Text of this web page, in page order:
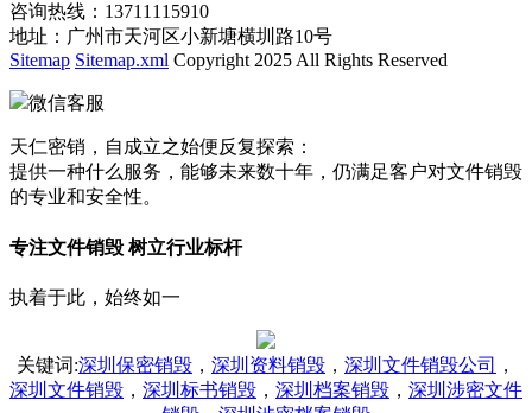
咨询热线：13711115910
地址：广州市天河区小新塘横圳路10号
Sitemap Sitemap.xml Copyright 2025 All Rights Reserved
微信客服
天仁密销，自成立之始便反复探索：
提供一种什么服务，能够未来数十年，仍满足客户对文件销毁
的专业和安全性。
专注文件销毁 树立行业标杆
执着于此，始终如一
关键词:深圳保密销毁 ， 深圳资料销毁 ， 深圳文件销毁公司
，
深圳文件销毁 ， 深圳标书销毁 ， 深圳档案销毁 ， 深圳涉密文件